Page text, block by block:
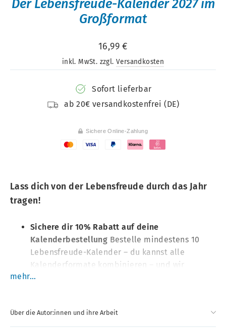
Der Lebensfreude-Kalender 2027 im
Großformat
Normaler
Preis
16,99 €
inkl. MwSt. zzgl. Versandkosten
Sofort lieferbar
ab 20€ versandkostenfrei (DE)
Sichere Online-Zahlung
Lass dich von der Lebensfreude durch das Jahr
tragen!
Sichere dir 10% Rabatt auf deine
Kalenderbestellung Bestelle mindestens 10
Lebensfreude-Kalender – du kannst alle
Kalenderformate kombinieren –
und wir
schenken dir 10% Rabatt auf deine
dem PAL-Verlag im Großformat
Stimmungsvoller Fotokalender mit
mehr...
Über die Autor:innen und ihre Arbeit